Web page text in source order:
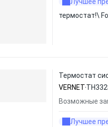
термостат!\
Термостат
VERNET
Возможные
Лучшее